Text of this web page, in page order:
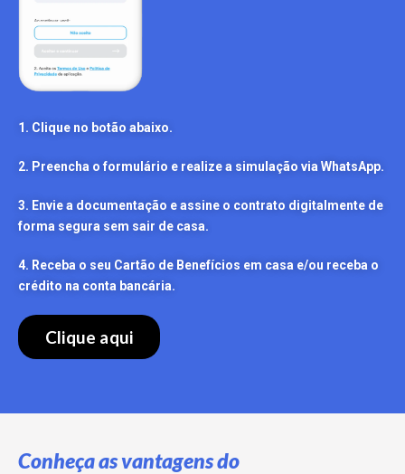
1. Clique no botão abaixo.
2. Preencha o formulário e realize a simulação via WhatsApp.
3. Envie a documentação e assine o contrato digitalmente de
forma segura sem sair de casa.
4. Receba o seu Cartão de Benefícios em casa e/ou receba o
crédito na conta bancária.
Clique aqui
Conheça as vantagens do